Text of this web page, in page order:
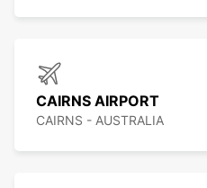
CAIRNS AIRPORT
CAIRNS - AUSTRALIA